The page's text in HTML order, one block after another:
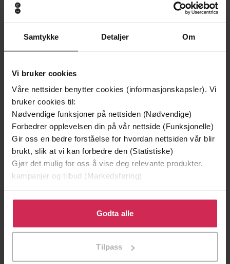
Samtykke Detaljer Om
Vi bruker cookies
Våre nettsider benytter cookies (informasjonskapsler). Vi
bruker cookies til:
Nødvendige funksjoner på nettsiden (Nødvendige)
Forbedrer opplevelsen din på vår nettside (Funksjonelle)
Gir oss en bedre forståelse for hvordan nettsiden vår blir
brukt, slik at vi kan forbedre den (Statistiske)
Gjør det mulig for oss å vise deg relevante produkter,
kampanjer og tilbud (Markedsføring)
Klikk på «Godta alle» for å gi oss ditt samtykke til å
bruke cookies for alle disse formålene. Du kan også
tilpasse ditt samtykke til spesifikke formål ved å klikke
Godta alle
Tilpass
Calendar girl
Calendar girl